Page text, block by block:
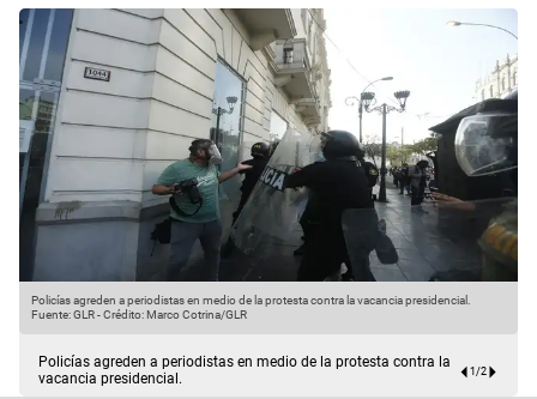
Policías agreden a periodistas en medio de la protesta contra la vacancia presidencial.
Fuente: GLR-Crédito: Marco Cotrina/GLR
Policías agreden a periodistas en medio de la protesta contra la
vacancia presidencial.
1/2